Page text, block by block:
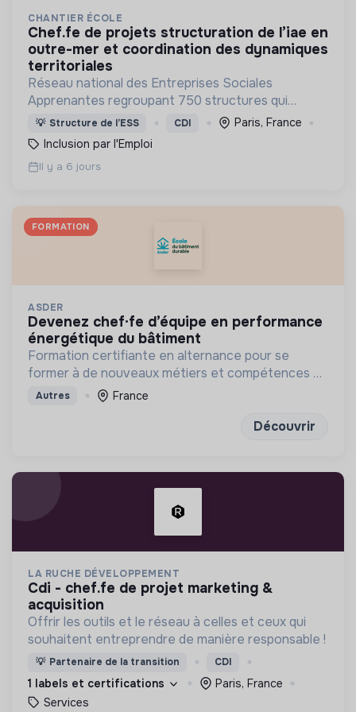
CHANTIER ÉCOLE
chef.fe de projets structuration de l’iae en
outre-mer et coordination des dynamiques
territoriales
Réseau national des Entreprises Sociales
Apprenantes regroupant 750 structures qui
mettent en œuvre une démarche
d'accompagnement et de formation de salariés en
parcours d’insertion.
💡 Structure de l’ESS CDI
Paris, France
Inclusion par l'Emploi
Il y a 6 jours
FORMATION
ASDER
devenez chef·fe d’équipe en performance
énergétique du bâtiment
Formation certifiante en alternance pour se
former à de nouveaux métiers et compétences en
énergie et bâtiment durables
Autres France
Découvrir
LA RUCHE DÉVELOPPEMENT
cdi - chef.fe de projet marketing &
acquisition
Offrir les outils et le réseau à celles et ceux qui
souhaitent entreprendre de manière responsable !
💡 Partenaire de la transition CDI
1 labels et certifications
Paris, France
Services